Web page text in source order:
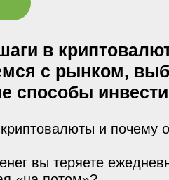
в
с рынком,
способы
и почему
вы теряете